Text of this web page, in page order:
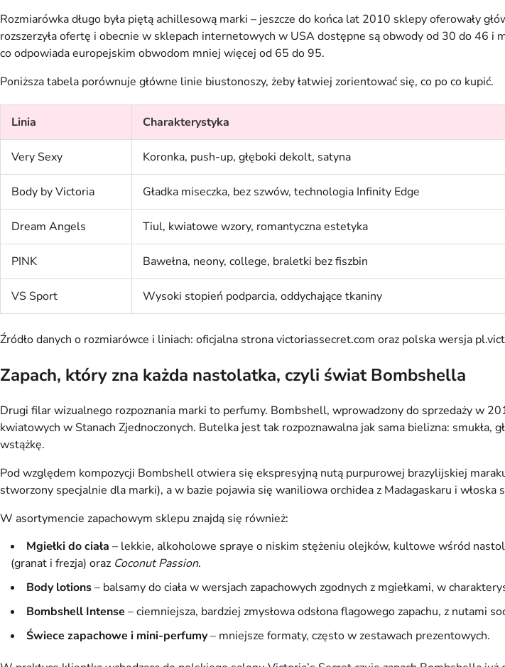
Rozmiarówka długo była piętą achillesową marki – jeszcze do końca lat 2010 sklepy oferowały
rozszerzyła ofertę i obecnie w sklepach internetowych w USA dostępne są obwody od 30 do 46
co odpowiada europejskim obwodom mniej więcej od 65 do 95.
Poniższa tabela porównuje główne linie biustonoszy, żeby łatwiej zorientować się, co po co kupić.
Linia Charakterystyka
Very Sexy Koronka, push-up, głęboki dekolt, satyna
Body by Victoria Gładka miseczka, bez szwów, technologia Infinity Edge
Dream Angels Tiul, kwiatowe wzory, romantyczna estetyka
PINK Bawełna, neony, college, braletki bez fiszbin
VS Sport Wysoki stopień podparcia, oddychające tkaniny
Źródło danych o rozmiarówce i liniach: oficjalna strona victoriassecret.com oraz polska wersja
Zapach, który zna każda nastolatka, czyli świat Bombshella
Drugi filar wizualnego rozpoznania marki to perfumy. Bombshell, wprowadzony do sprzedaży w
kwiatowych w Stanach Zjednoczonych. Butelka jest tak rozpoznawalna jak sama bielizna: smukła,
wstążkę.
Pod względem kompozycji Bombshell otwiera się ekspresyjną nutą purpurowej brazylijskiej
stworzony specjalnie dla marki), a w bazie pojawia się waniliowa orchidea z Madagaskaru i włoska
W asortymencie zapachowym sklepu znajdą się również:
Mgiełki do ciała – lekkie, alkoholowe spraye o niskim stężeniu olejków, kultowe wśród
(granat i frezja) oraz Coconut Passion.
Body lotions– balsamy do ciała w wersjach zapachowych zgodnych z mgiełkami, w
Bombshell Intense – ciemniejsza, bardziej zmysłowa odsłona flagowego zapachu, z nutami
Świece zapachowe i mini-perfumy– mniejsze formaty, często w zestawach prezentowych.